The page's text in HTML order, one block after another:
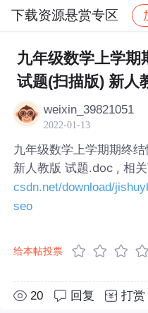
下载资源悬赏专区
社区 下载资源悬赏专
九年级数学上学期
试题(扫描版) 新人
weixin_39821051
2022-01-13
九年级数学上学期期终
新人教版 试题.doc , 相关
csdn.net/download/
seo
给本帖投票
20 回复 打赏